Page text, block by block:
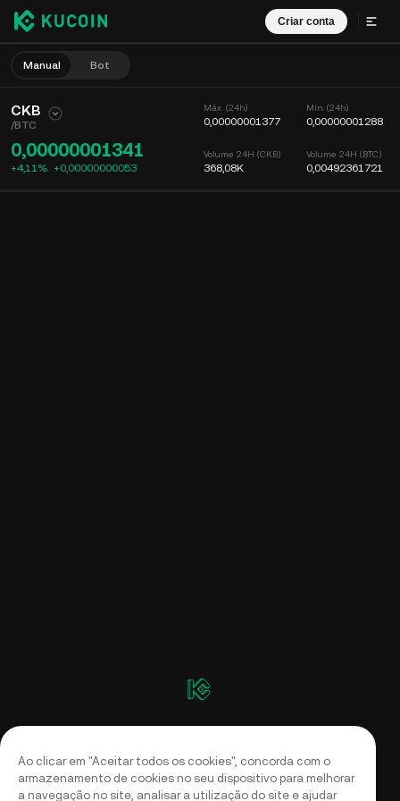
Criar conta
Manual Bot
CKB
/BTC
0,00000001341
+4,11% +0,00000000053
Máx. (24h)
0,00000001377
Volume 24H (CKB)
368,08K
Mín. (24h)
0,00000001288
Volume 24H (BTC)
0,00492361721
Ao clicar em "Aceitar todos os cookies", concorda com o
armazenamento de cookies no seu dispositivo para melhorar
a navegação no site, analisar a utilização do site e ajudar